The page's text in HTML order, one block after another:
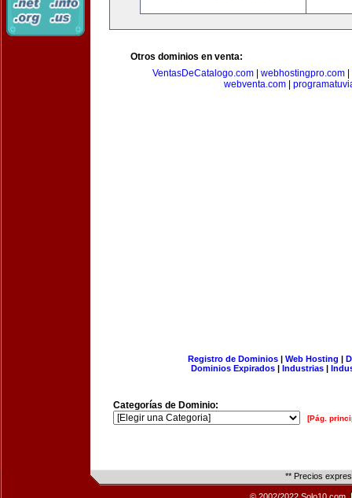
Otros dominios en venta:
VentasDeCatalogo.com| webhostingpro.com|
webventa.com|
Registro de Dominios| Web Hosting |
Dominios Expirados | Industrias |
Categorías de Dominio:
[Pág.
** Precios